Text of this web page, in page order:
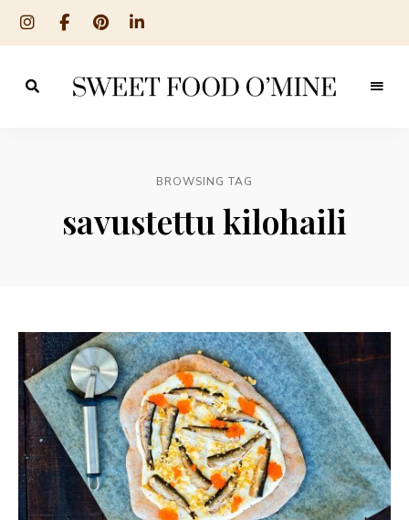
´Mine
BROWSING TAG
savustettu kilohaili